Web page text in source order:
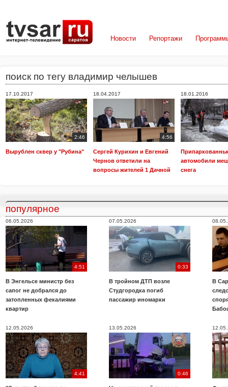
Новости Репортажи
поиск по тегу владимир челышев
17.10.2017
2:46
Вырублен сквер у "Рубина"
18.04.2017
4:56
Сергей Курихин и Евгений
Чернов ответили на
вопросы жителей 1 Дачной
18.01.2016
автомобили
снега
популярное
06.05.2026
4:51
В Энгельсе министр без
сапог не добрался до
затопленных фекалиями
квартир
07.05.2026
0:33
В тройном ДТП возле
Студгородка погиб
пассажир иномарки
В
12.05.2026
4:41
13.05.2026
0:46